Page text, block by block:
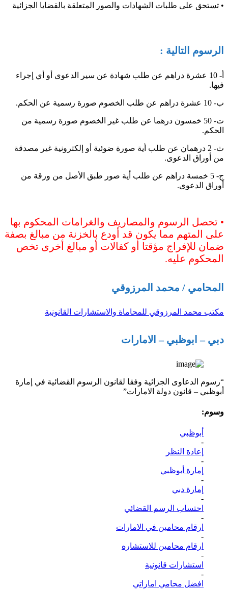
• تستحق على طلبات الشهادات والصور المتعلقة بالقضايا الجزائية
الرسوم التالية :
أ‌- 10 عشرة دراهم عن طلب شهادة عن سير الدعوى أو أي إجراء
فيها.
ب‌- 10 عشرة دراهم عن طلب الخصوم صورة رسمية عن الحكم.
ت‌- 50 خمسون درهما عن طلب غير الخصوم صورة رسمية من
الحكم.
ث‌- 2 درهمان عن طلب أية صورة ضوئية أو إلكترونية غير مصدقة
من أوراق الدعوى.
ج‌- 5 خمسة دراهم عن طلب أية صور طبق الأصل من ورقة من
أوراق الدعوى.
• تحصل الرسوم والمصاريف والغرامات المحكوم بها
على المتهم مما يكون قد أودع بالخزنة من مبالغ بصفة
ضمان للإفراج مؤقتا أو كفالات أو مبالغ أخرى تخص
المحكوم عليه.
المحامي / محمد المرزوقي
مكتب محمد المرزوقي للمحاماة والاستشارات القانونية
دبي – ابوظبي – الامارات
“رسوم الدعاوى الجزائية وفقا لقانون الرسوم القضائية في إمارة
أبوظبي – قانون دولة الامارات”
وسوم:
أبوظبي
-
إعادة النظر
-
إمارة أبوظبي
-
إمارة دبي
-
احتساب الرسم القضائي
-
ارقام محامين في الامارات
-
ارقام محامين للاستشاره
-
استشارات قانونية
-
افضل محامي اماراتي